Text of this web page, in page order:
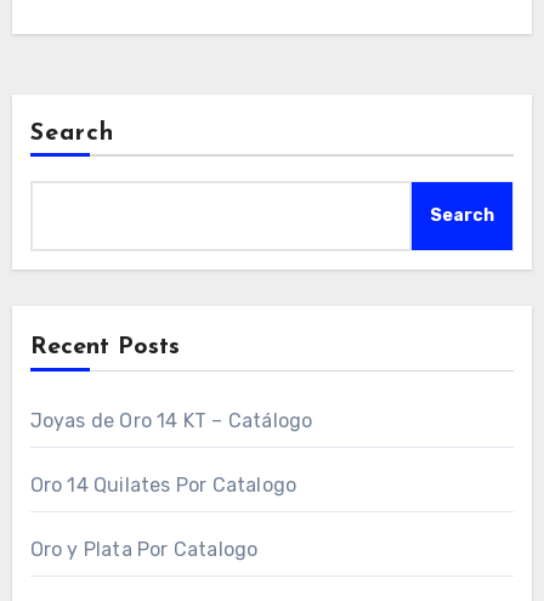
Search
Search
Recent Posts
Joyas de Oro 14 KT – Catálogo
Oro 14 Quilates Por Catalogo
Oro y Plata Por Catalogo